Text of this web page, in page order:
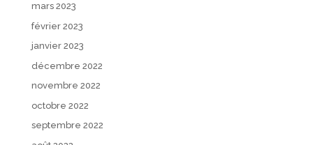
mars 2023
février 2023
janvier 2023
décembre 2022
novembre 2022
octobre 2022
septembre 2022